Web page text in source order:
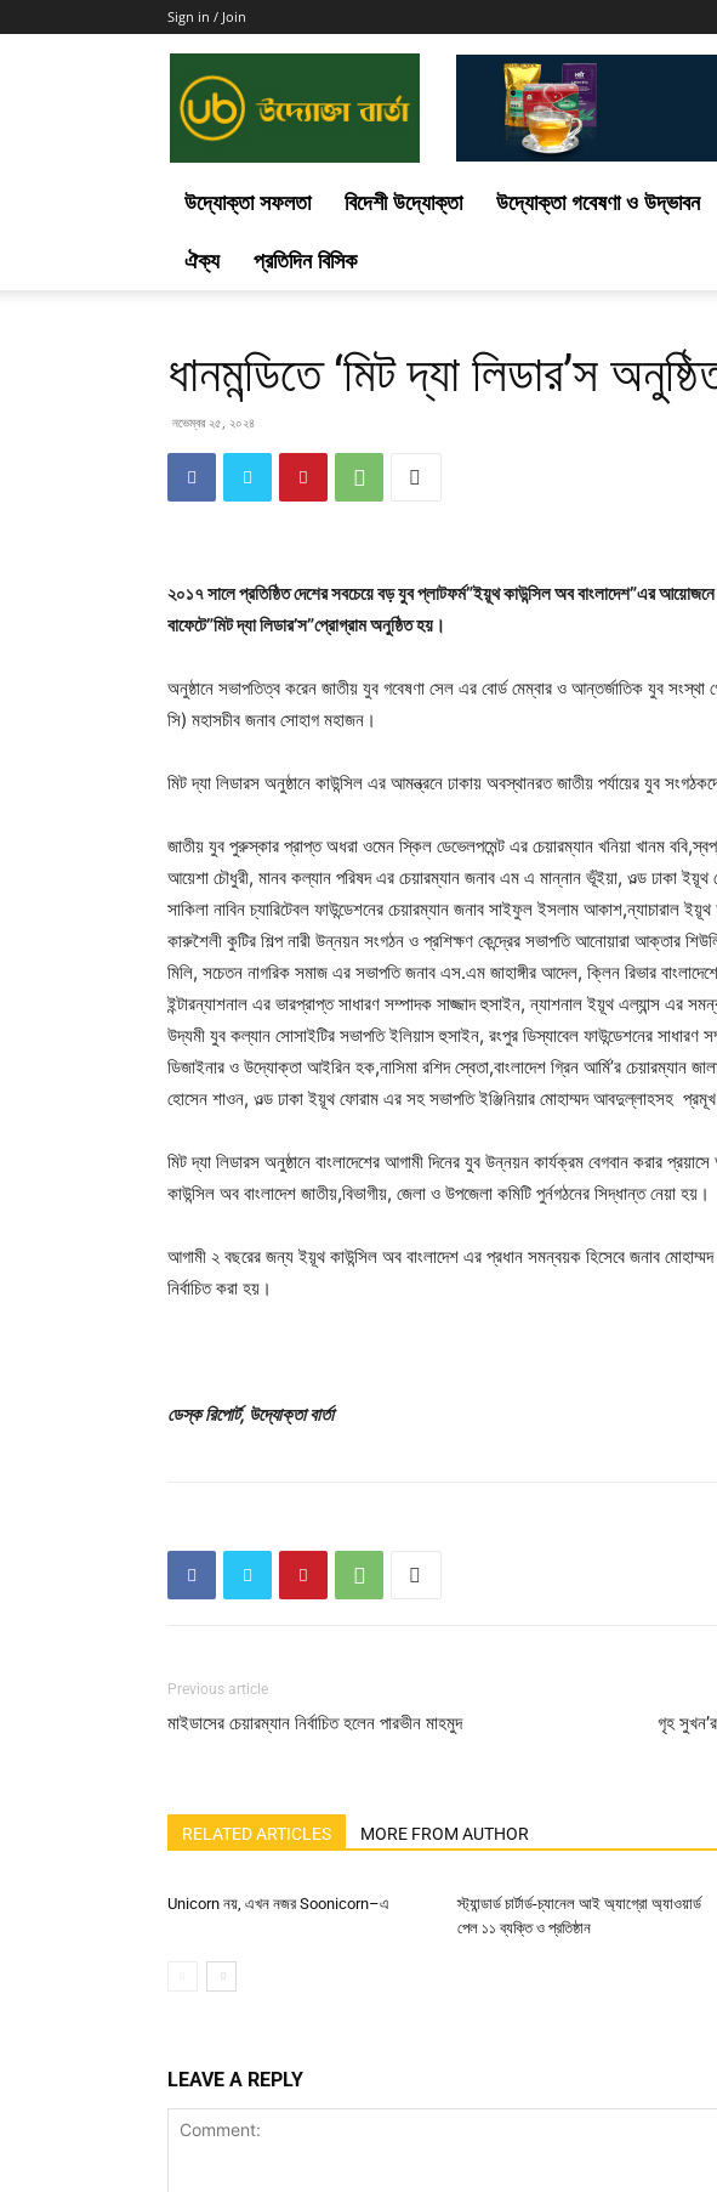
Sign in / Join
উদ্যোক্তা সফলতা বিদেশী উদ্যোক্তা উদ্যোক্তা গবেষণা ও উদ্ভাবন
ঐক্য প্রতিদিন বিসিক
ধানমন্ডিতে ‘মিট দ্যা লিডার’স
নভেম্বর ২৫, ২০২৪
২০১৭ সালে প্রতিষ্ঠিত দেশের সবচেয়ে বড় যুব প্লাটফর্ম”ইয়ূথ কাউন্সিল অব বাংলাদেশ”এর
বাফেটে”মিট দ্যা লিডার’স”প্রোগ্রাম অনুষ্ঠিত হয়।
অনুষ্ঠানে সভাপতিত্ব করেন জাতীয় যুব গবেষণা সেল এর বোর্ড মেম্বার ও আন্তর্জাতিক যুব সংস্থা
সি) মহাসচীব জনাব সোহাগ মহাজন।
মিট দ্যা লিডারস অনুষ্ঠানে কাউন্সিল এর আমন্ত্রনে ঢাকায় অবস্থানরত জাতীয় পর্যায়ের যুব
জাতীয় যুব পুরুস্কার প্রাপ্ত অধরা ওমেন স্কিল ডেভেলপমেন্ট এর চেয়ারম্যান খনিয়া খানম
আয়েশা চৌধুরী, মানব কল্যান পরিষদ এর চেয়ারম্যান জনাব এম এ মান্নান ভূঁইয়া, ওল্ড ঢাকা
সাকিলা নাবিন চ্যারিটেবল ফাউন্ডেশনের চেয়ারম্যান জনাব সাইফুল ইসলাম আকাশ,ন্যাচারাল
কারুশৈলী কুটির শিল্প নারী উন্নয়ন সংগঠন ও প্রশিক্ষণ কেন্দ্রের সভাপতি আনোয়ারা আক্তার
মিলি, সচেতন নাগরিক সমাজ এর সভাপতি জনাব এস.এম জাহাঙ্গীর আদেল, ক্লিন রিভার
ইন্টারন্যাশনাল এর ভারপ্রাপ্ত সাধারণ সম্পাদক সাজ্জাদ হুসাইন, ন্যাশনাল ইয়ূথ এল্যান্স এর
উদ্যমী যুব কল্যান সোসাইটির সভাপতি ইলিয়াস হুসাইন, রংপুর ডিস্যাবেল ফাউন্ডেশনের
ডিজাইনার ও উদ্যোক্তা আইরিন হক,নাসিমা রশিদ স্বেতা,বাংলাদেশ গ্রিন আর্মি’র চেয়ারম্যান
হোসেন শাওন, ওল্ড ঢাকা ইয়ূথ ফোরাম এর সহ সভাপতি ইঞ্জিনিয়ার মোহাম্মদ আবদুল্লাহসহ
মিট দ্যা লিডারস অনুষ্ঠানে বাংলাদেশের আগামী দিনের যুব উন্নয়ন কার্যক্রম বেগবান করার
কাউন্সিল অব বাংলাদেশ জাতীয়,বিভাগীয়, জেলা ও উপজেলা কমিটি পুর্নগঠনের সিদ্ধান্ত নেয়া হয়।
আগামী ২ বছরের জন্য ইয়ূথ কাউন্সিল অব বাংলাদেশ এর প্রধান সমন্বয়ক হিসেবে জনাব
নির্বাচিত করা হয়।
ডেস্ক রিপোর্ট, উদ্যোক্তা বার্তা
Previous article
মাইডাসের চেয়ারম্যান নির্বাচিত হলেন পারভীন মাহমুদ
গৃহ
RELATED ARTICLES MORE FROM AUTHOR
Unicorn নয়, এখন নজর Soonicorn–এ
স্ট্যান্ডার্ড চার্টার্ড-চ্যানেল আই অ্যাগ্রো অ্যাওয়ার্ড
পেল ১১ ব্যক্তি ও প্রতিষ্ঠান
LEAVE A REPLY